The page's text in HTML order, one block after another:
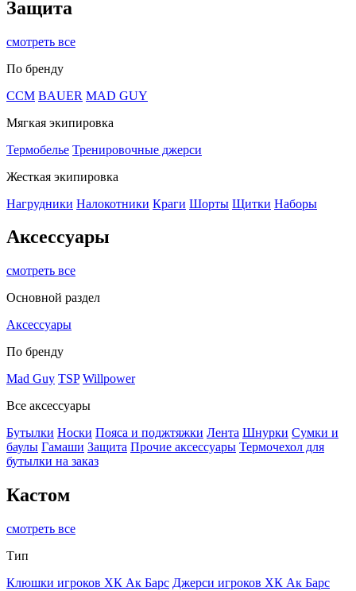
Защита
смотреть все
По бренду
CCM BAUER MAD GUY
Мягкая экипировка
Термобелье Тренировочные джерси
Жесткая экипировка
Нагрудники Налокотники Краги Шорты Щитки Наборы
Аксессуары
смотреть все
Основной раздел
Аксессуары
По бренду
Mad Guy TSP Willpower
Все аксессуары
Бутылки Носки Пояса и поджтяжки Лента Шнурки Сумки и
баулы Гамаши Защита Прочие аксессуары Термочехол для
бутылки на заказ
Кастом
смотреть все
Тип
Клюшки игроков ХК Ак Барс Джерси игроков ХК Ак Барс